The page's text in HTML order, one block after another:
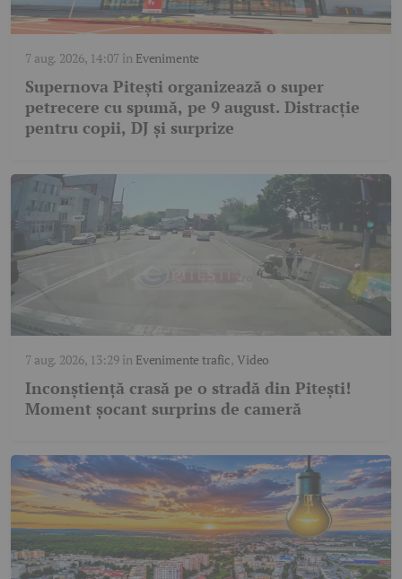
7 aug. 2026, 14:07în Evenimente
Supernova Pitești organizează o super
petrecere cu spumă, pe 9 august. Distracție
pentru copii, DJ și surprize
7 aug. 2026, 13:29în Evenimente trafic,Video
Inconștiență crasă pe o stradă din Pitești!
Moment șocant surprins de cameră